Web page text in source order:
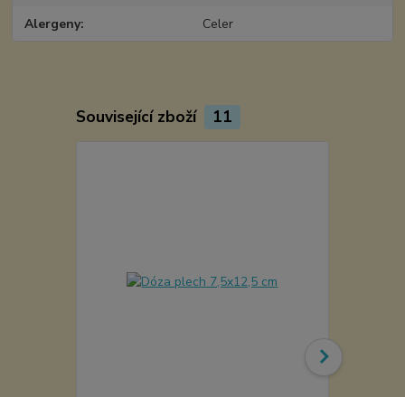
Alergeny Celer
Související zboží 11